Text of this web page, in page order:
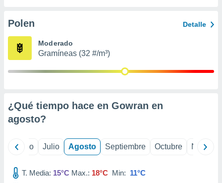
e
mediante
de
1199
Polen Detalle
Moderado
Gramíneas (32 #/m³)
¿Qué tiempo hace en Gowran en
agosto?
Junio Julio Agosto Septiembre Octubre
T. Media: 15°C Max.: 18°C Min: 11°C